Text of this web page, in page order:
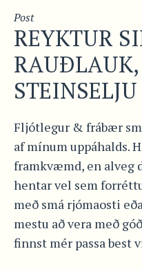
Post
REYKTUR
STEINSELJU
Fljótlegur & frábær
af mínum uppáhalds.
framkvæmd, en alveg
hentar vel sem
með smá rjómaosti
mestu að vera með
finnst mér passa best